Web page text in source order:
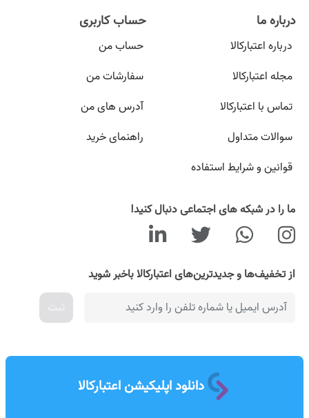
درباره ما
درباره اعتبارکالا
مجله اعتبارکالا
تماس با اعتبارکالا
سوالات متداول
قوانین و شرایط استفاده
حساب کاربری
حساب من
سفارشات من
آدرس های من
راهنمای خرید
ما را در شبکه های اجتماعی دنبال کنید!
از تخفیف‌ها و جدیدترین‌های اعتبارکالا باخبر شوید
ثبت
دانلود اپلیکیشن اعتبارکالا